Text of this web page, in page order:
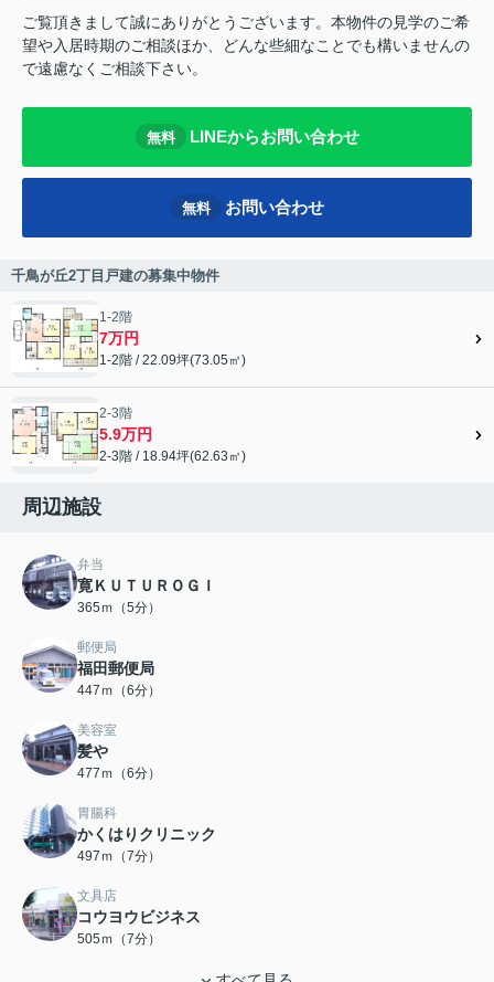
ご覧頂きまして誠にありがとうございます。本物件の見学のご希
望や入居時期のご相談ほか、どんな些細なことでも構いませんの
で遠慮なくご相談下さい。
無料 LINEからお問い合わせ
無料 お問い合わせ
千鳥が丘2丁目戸建の募集中物件
1-2階
7万円
1-2階 / 22.09坪(73.05㎡)
2-3階
5.9万円
2-3階 / 18.94坪(62.63㎡)
周辺施設
弁当
寛ＫＵＴＵＲＯＧＩ
365ｍ（5分）
郵便局
福田郵便局
447ｍ（6分）
美容室
髪や
477ｍ（6分）
胃腸科
かくはりクリニック
497ｍ（7分）
文具店
コウヨウビジネス
505ｍ（7分）